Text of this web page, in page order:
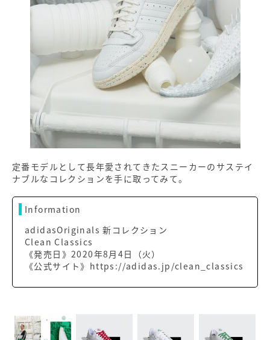
定番モデルとして長年愛されてきたスニーカーのサステイ
ナブルなコレクションを手に取ってみて。
Information
adidasOriginals 新コレクション
Clean Classics
《発売日》2020年8月4日（火）
《公式サイト》https://adidas.jp/clean_classics